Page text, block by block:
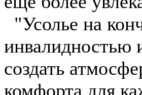
"Усолье на
инвалидностью
создать
комфорта для